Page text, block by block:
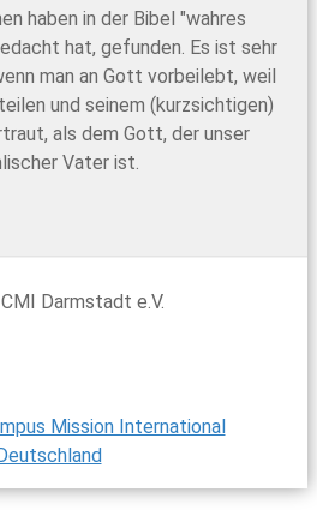
haben in der Bibel "wahres
hat, gefunden. Es ist sehr
man an Gott vorbeilebt, weil
und seinem (kurzsichtigen)
als dem Gott, der unser
Vater ist.
Darmstadt e.V.
Mission International
Deutschland